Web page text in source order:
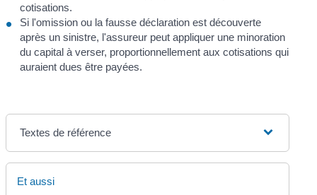
cotisations.
Si l'omission ou la fausse déclaration est découverte
après un sinistre, l'assureur peut appliquer une minoration
du capital à verser, proportionnellement aux cotisations qui
auraient dues être payées.
Textes de référence
Et aussi